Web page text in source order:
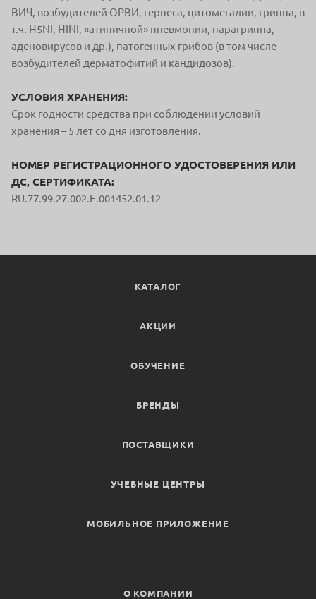
ВИЧ, возбудителей ОРВИ, герпеса, цитомегалии, гриппа, в
т.ч. H5NI, HINI, «атипичной» пневмонии, парагриппа,
аденовирусов и др.), патогенных грибов (в том числе
возбудителей дерматофитий и кандидозов).
УСЛОВИЯ ХРАНЕНИЯ:
Срок годности средства при соблюдении условий
хранения – 5 лет со дня изготовления.
НОМЕР РЕГИСТРАЦИОННОГО УДОСТОВЕРЕНИЯ ИЛИ
ДС, СЕРТИФИКАТА:
RU.77.99.27.002.E.001452.01.12
КАТАЛОГ
АКЦИИ
ОБУЧЕНИЕ
БРЕНДЫ
ПОСТАВЩИКИ
УЧЕБНЫЕ ЦЕНТРЫ
МОБИЛЬНОЕ ПРИЛОЖЕНИЕ
О КОМПАНИИ